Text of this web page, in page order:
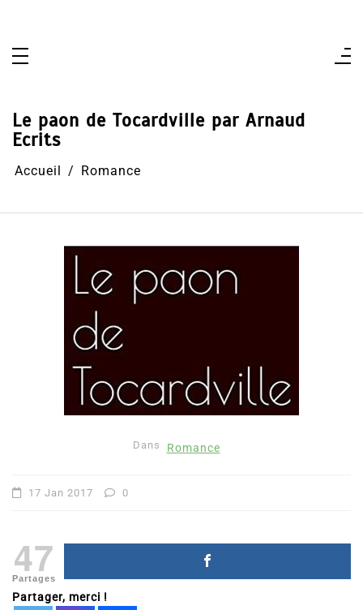
Le paon de Tocardville par Arnaud
Ecrits
Accueil Romance
Dans Romance
17 Jan 2017 0
47
Partages
Partager, merci !